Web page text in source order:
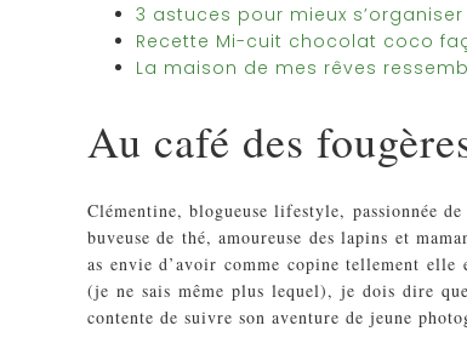
3 astuces pour mieux
Recette Mi-cuit chocolat coco
La maison de mes rêves
Au café des
Clémentine, blogueuse lifestyle, passionnée
buveuse de thé, amoureuse des lapins et
as envie d’avoir comme copine tellement
(je ne sais même plus lequel), je dois dire
contente de suivre son aventure de jeune